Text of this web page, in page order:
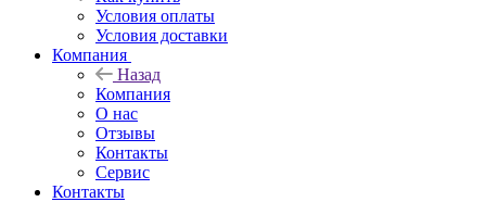
Условия оплаты
Условия доставки
Компания
Назад
Компания
О нас
Отзывы
Контакты
Сервис
Контакты